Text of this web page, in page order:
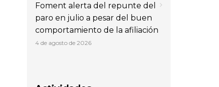
Foment alerta del repunte del
paro en julio a pesar del buen
comportamiento de la afiliación
4 de agosto de 2026